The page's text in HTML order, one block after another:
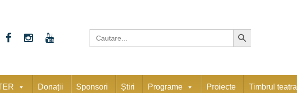
Search
for:
Search Button
Donații Sponsori Știri Programe Proiecte Timbrul teatral